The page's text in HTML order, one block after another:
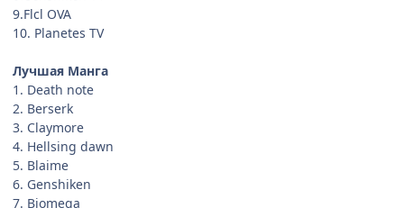
9.Flcl OVA
10. Planetes TV
Лучшая Манга
1. Death note
2. Berserk
3. Claymore
4. Hellsing dawn
5. Blaime
6. Genshiken
7. Biomega